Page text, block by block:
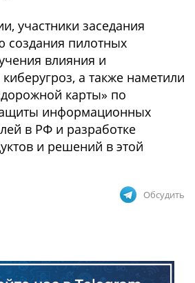
участники заседания
создания пилотных
влияния и
а также наметили
карты» по
информационных
в РФ и разработке
и решений в этой
Обсудить